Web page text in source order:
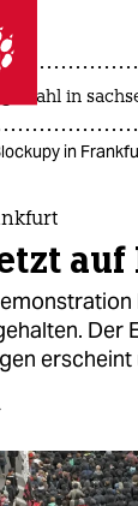
taz zahl ich
taz zahl ich
in
in
Der